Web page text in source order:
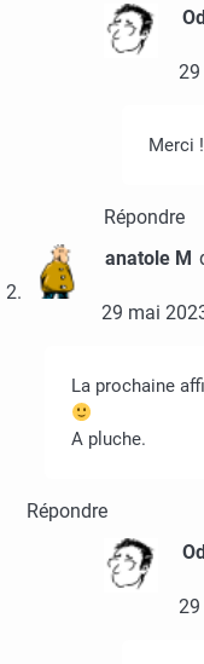
Merci
Répondre
anatole M
29 mai
La prochaine
A pluche.
Répondre